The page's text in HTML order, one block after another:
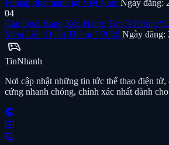
Funtap phát hành tại Việt Nam Ngày đăng:
04
Càn Quét Bảng Xếp Hạng: Top 5 Tướng
Meta Liên Quân Tháng 5/2026 Ngày đăng:
sports_esports
TinNhanh
Nơi cập nhật những tin tức thể thao điện tử,
cứng nhanh chóng, chính xác nhất dành
public
smart_display
forum